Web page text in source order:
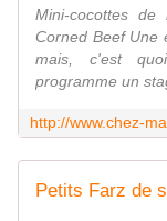
Mini-cocottes
Corned Beef Une
mais, c'est
programme un